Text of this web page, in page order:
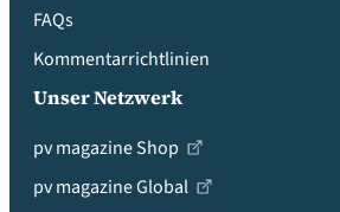
FAQs
Kommentarrichtlinien
Unser Netzwerk
pv magazine Shop
pv magazine Global